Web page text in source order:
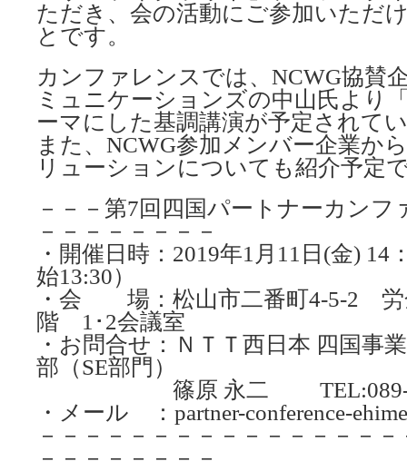
ただき、会の活動にご参加いただ
とです。
カンファレンスでは、NCWG協賛
ミュニケーションズの中山氏より
ーマにした基調講演が予定されて
また、NCWG参加メンバー企業か
リューションについても紹介予定
－－－第7回四国パートナーカンフ
－－－－－－－－
・開催日時：2019年1月11日(金) 14
始13:30）
・会 場：松山市二番町4-5-2 労
階 1･2会議室
・お問合せ：ＮＴＴ西日本 四国事
部（SE部門）
篠原 永二 TEL:089-
・メール ：partner-conference-
－－－－－－－－－－－－－－－
－－－－－－－－